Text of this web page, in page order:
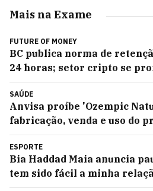
Mais na Exame
FUTURE OF MONEY
BC publica norma de
24 horas; setor cripto se
SAÚDE
Anvisa proíbe 'Ozempic
fabricação, venda e uso do
ESPORTE
Bia Haddad Maia anuncia
tem sido fácil a minha